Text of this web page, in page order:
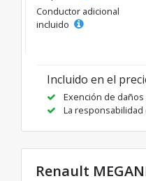
Conductor adicional
incluido
Incluido en el
Exención de daños
La responsabilidad
Renault